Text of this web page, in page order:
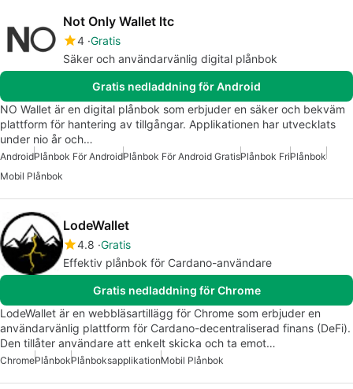
Not Only Wallet ltc
4 Gratis
Säker och användarvänlig digital plånbok
Gratis nedladdning för Android
NO Wallet är en digital plånbok som erbjuder en säker och bekväm
plattform för hantering av tillgångar. Applikationen har utvecklats
under nio år och…
AndroidPlånbok För AndroidPlånbok För Android GratisPlånbok FriPlånbok
Mobil Plånbok
LodeWallet
4.8 Gratis
Effektiv plånbok för Cardano-användare
Gratis nedladdning för Chrome
LodeWallet är en webbläsartillägg för Chrome som erbjuder en
användarvänlig plattform för Cardano-decentraliserad finans (DeFi).
Den tillåter användare att enkelt skicka och ta emot…
ChromePlånbokPlånboksapplikationMobil Plånbok